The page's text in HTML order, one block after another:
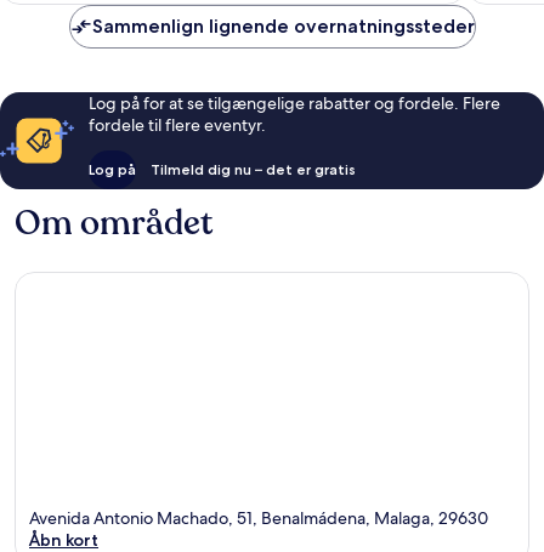
Sammenlign lignende overnatningssteder
Log på for at se tilgængelige rabatter og fordele. Flere
fordele til flere eventyr.
Log på Tilmeld dig nu – det er gratis
Om området
Avenida Antonio Machado, 51, Benalmádena, Malaga, 29630
Åbn kort